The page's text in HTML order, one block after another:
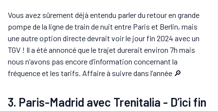
Vous avez sûrement déjà entendu parler du retour en grande
pompe de la ligne de train de nuit entre Paris et Berlin, mais
une autre option directe devrait voir le jour fin 2024 avec un
TGV ! Il a été annoncé que le trajet durerait environ 7h mais
nous n’avons pas encore d’information concernant la
fréquence et les tarifs. Affaire à suivre dans l’année 🔎
3. Paris-Madrid avec Trenitalia - D’ici fin